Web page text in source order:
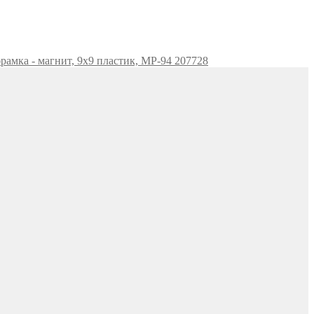
- магнит, 9х9 пластик, MP-94 207728